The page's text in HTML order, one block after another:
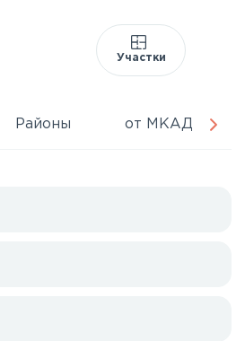
Участки
Районы от МКАД